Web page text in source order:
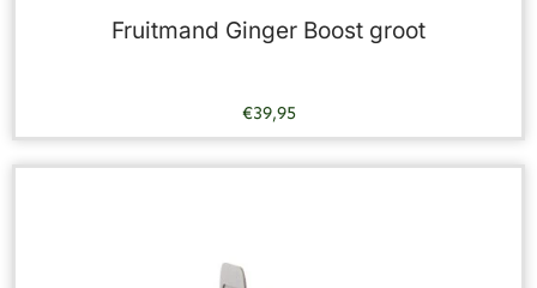
Fruitmand Ginger Boost groot
€39,95